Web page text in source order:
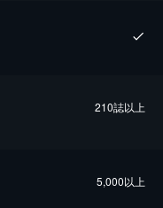
210誌以上
5,000以上